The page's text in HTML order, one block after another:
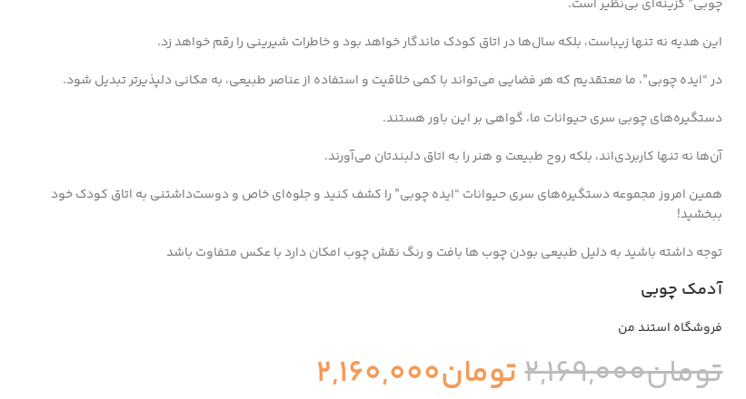
چوبی” گزینه‌ای بی‌نظیر است.
این هدیه نه تنها زیباست، بلکه سال‌ها در اتاق کودک ماندگار خواهد بود و خاطرات شیرینی را رقم خواهد زد.
در “ایده چوبی”، ما معتقدیم که هر فضایی می‌تواند با کمی خلاقیت و استفاده از عناصر طبیعی، به مکانی دلپذیرتر تبدیل شود.
دستگیره‌های چوبی سری حیوانات ما، گواهی بر این باور هستند.
آن‌ها نه تنها کاربردی‌اند، بلکه روح طبیعت و هنر را به اتاق دلبندتان می‌آورند.
همین امروز مجموعه دستگیره‌های سری حیوانات “ایده چوبی” را کشف کنید و جلوه‌ای خاص و دوست‌داشتنی به اتاق کودک خود
ببخشید!
توجه داشته باشید به دلیل طبیعی بودن چوب ها بافت و رنگ نقش چوب امکان دارد با عکس متفاوت باشد
آدمک چوبی
فروشگاه استند من
تومان2,169,000تومان2,160,000